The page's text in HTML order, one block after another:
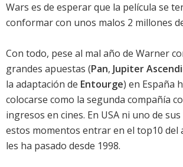
Wars es de esperar que la película se
conformar con unos malos 2 millones de
Con todo, pese al mal año de Warner
grandes apuestas (Pan, Jupiter
la adaptación de Entourge) en España
colocarse como la segunda compañía
ingresos en cines. En USA ni uno de
estos momentos entrar en el top10 del
les ha pasado desde 1998.